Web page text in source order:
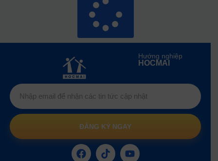
Hướng nghiệp
HOCMAI
ĐĂNG KÝ NGAY